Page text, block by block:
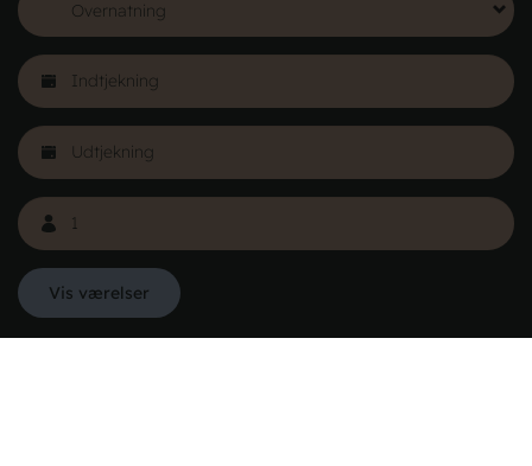
Vis værelser